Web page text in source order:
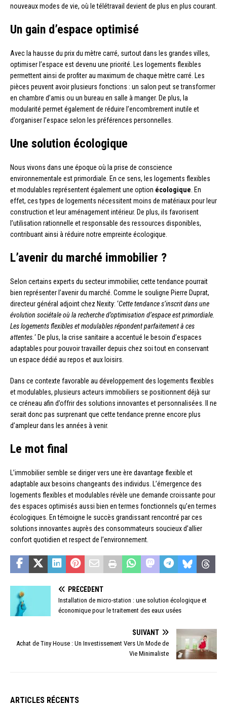
nouveaux modes de vie, où le télétravail devient de plus en plus courant.
Un gain d’espace optimisé
Avec la hausse du prix du mètre carré, surtout dans les grandes villes,
optimiser l’espace est devenu une priorité. Les logements flexibles
permettent ainsi de profiter au maximum de chaque mètre carré. Les
pièces peuvent avoir plusieurs fonctions : un salon peut se transformer
en chambre d’amis ou un bureau en salle à manger. De plus, la
modularité permet également de réduire l’encombrement inutile et
d’organiser l’espace selon les préférences personnelles.
Une solution écologique
Nous vivons dans une époque où la prise de conscience
environnementale est primordiale. En ce sens, les logements flexibles
et modulables représentent également une option écologique . En
effet, ces types de logements nécessitent moins de matériaux pour leur
construction et leur aménagement intérieur. De plus, ils favorisent
l’utilisation rationnelle et responsable des ressources disponibles,
contribuant ainsi à réduire notre empreinte écologique.
L’avenir du marché immobilier ?
Selon certains experts du secteur immobilier, cette tendance pourrait
bien représenter l’avenir du marché. Comme le souligne Pierre Duprat,
directeur général adjoint chez Nexity: ‘Cette tendance s’inscrit dans une
évolution sociétale où la recherche d’optimisation d’espace est primordiale.
Les logements flexibles et modulables répondent parfaitement à ces
attentes. ‘ De plus, la crise sanitaire a accentué le besoin d’espaces
adaptables pour pouvoir travailler depuis chez soi tout en conservant
un espace dédié au repos et aux loisirs.
Dans ce contexte favorable au développement des logements flexibles
et modulables, plusieurs acteurs immobiliers se positionnent déjà sur
ce créneau afin d’offrir des solutions innovantes et personnalisées. Il ne
serait donc pas surprenant que cette tendance prenne encore plus
d’ampleur dans les années à venir.
Le mot final
L’immobilier semble se diriger vers une ère davantage flexible et
adaptable aux besoins changeants des individus. L’émergence des
logements flexibles et modulables révèle une demande croissante pour
des espaces optimisés aussi bien en termes fonctionnels qu’en termes
écologiques. En témoigne le succès grandissant rencontré par ces
solutions innovantes auprès des consommateurs soucieux d’allier
confort quotidien et respect de l’environnement.
PRÉCÉDENT
Installation de micro-station : une solution écologique et
économique pour le traitement des eaux usées
SUIVANT
Achat de Tiny House : Un Investissement Vers Un Mode de
Vie Minimaliste
ARTICLES RÉCENTS